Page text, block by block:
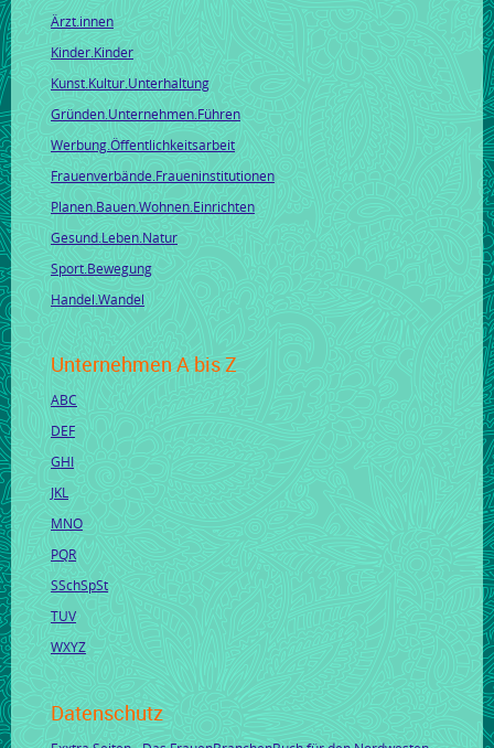
Ärzt.innen
Kinder.Kinder
Kunst.Kultur.Unterhaltung
Gründen.Unternehmen.Führen
Werbung.Öffentlichkeitsarbeit
Frauenverbände.Fraueninstitutionen
Planen.Bauen.Wohnen.Einrichten
Gesund.Leben.Natur
Sport.Bewegung
Handel.Wandel
Unternehmen A bis Z
ABC
DEF
GHI
JKL
MNO
PQR
SSchSpSt
TUV
WXYZ
Datenschutz